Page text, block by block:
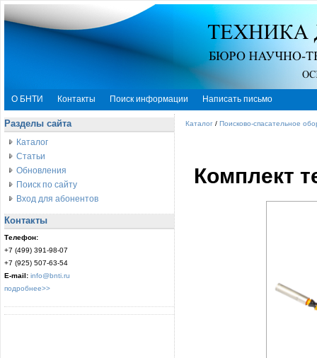
О БНТИ Контакты Поиск информации Написать письмо
Разделы сайта
Каталог
Статьи
Обновления
Поиск по сайту
Вход для абонентов
Контакты
Телефон:
+7 (499) 391-98-07
+7 (925) 507-63-54
E-mail: info@bnti.ru
подробнее>>
Каталог / Поисково-спасательное
Комплект